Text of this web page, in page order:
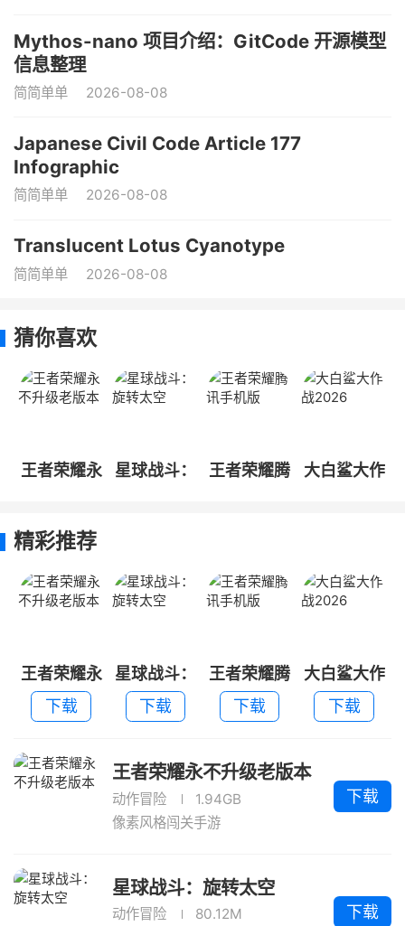
Mythos-nano 项目介绍：GitCode 开源模型
信息整理
简简单单 2026-08-08
Japanese Civil Code Article 177
Infographic
简简单单 2026-08-08
Translucent Lotus Cyanotype
简简单单 2026-08-08
猜你喜欢
王者荣耀永
星球战斗：
王者荣耀腾
大白鲨大作
精彩推荐
王者荣耀永
不升级老版
本
下载
星球战斗：
旋转太空
下载
王者荣耀腾
讯手机版
下载
大白鲨大作
战2026
下载
王者荣耀永不升级老版本
动作冒险
1.94GB
像素风格闯关手游
下载
星球战斗：旋转太空
动作冒险
80.12M
下载